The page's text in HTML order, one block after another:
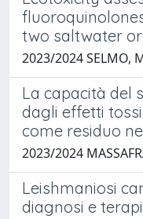
two saltwater
2023/2024 SELMO,
La capacità del
dagli effetti
come residuo
2023/2024
Leishmaniosi
diagnosi e